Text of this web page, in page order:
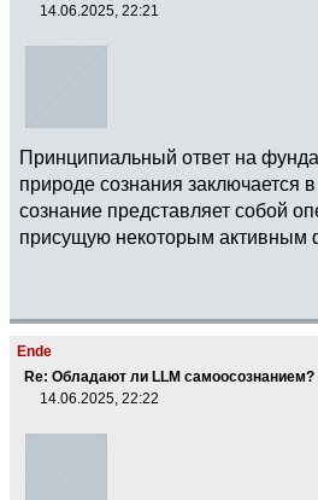
14.06.2025, 22:21
Принципиальный ответ на
природе сознания заключается
сознание представляет собой
присущую некоторым активным
Ende
Re: Обладают ли LLM самоосознанием?
14.06.2025, 22:22